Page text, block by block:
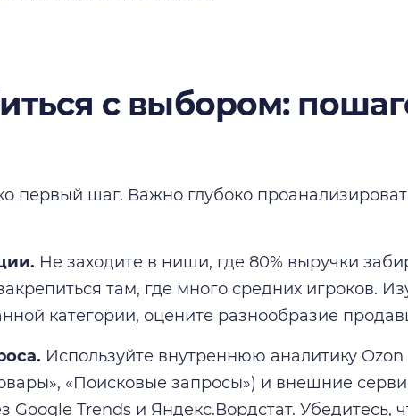
с выбором:
первый шаг. Важно глубоко
Не заходите в ниши, где 80% выручки
там, где много средних игроков.
категории, оцените разнообразие
Используйте внутреннюю аналитику Ozon
«Поисковые запросы») и внешние
Google Trends и Яндекс.Вордстат. Убедитесь,